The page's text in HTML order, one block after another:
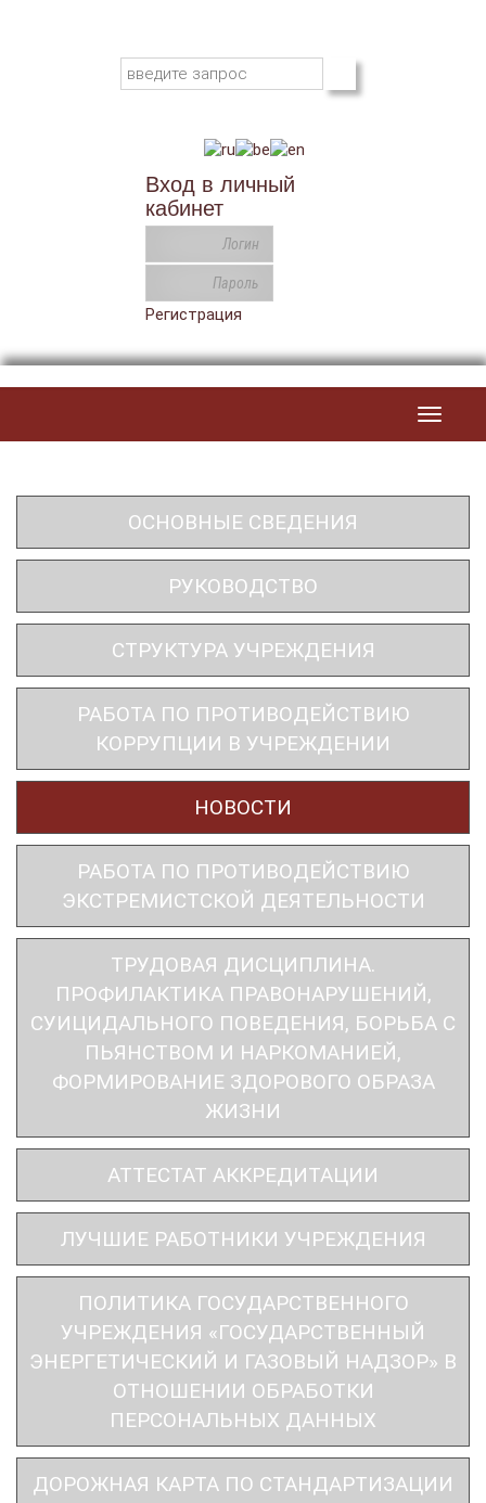
Вход в личный
кабинет
Регистрация
Toggle
ОСНОВНЫЕ СВЕДЕНИЯ
РУКОВОДСТВО
СТРУКТУРА УЧРЕЖДЕНИЯ
РАБОТА ПО ПРОТИВОДЕЙСТВИЮ
КОРРУПЦИИ В УЧРЕЖДЕНИИ
НОВОСТИ
РАБОТА ПО ПРОТИВОДЕЙСТВИЮ
ЭКСТРЕМИСТСКОЙ ДЕЯТЕЛЬНОСТИ
ТРУДОВАЯ ДИСЦИПЛИНА.
ПРОФИЛАКТИКА ПРАВОНАРУШЕНИЙ,
СУИЦИДАЛЬНОГО ПОВЕДЕНИЯ, БОРЬБА С
ПЬЯНСТВОМ И НАРКОМАНИЕЙ,
ФОРМИРОВАНИЕ ЗДОРОВОГО ОБРАЗА
ЖИЗНИ
АТТЕСТАТ АККРЕДИТАЦИИ
ЛУЧШИЕ РАБОТНИКИ УЧРЕЖДЕНИЯ
ПОЛИТИКА ГОСУДАРСТВЕННОГО
УЧРЕЖДЕНИЯ «ГОСУДАРСТВЕННЫЙ
ЭНЕРГЕТИЧЕСКИЙ И ГАЗОВЫЙ НАДЗОР» В
ОТНОШЕНИИ ОБРАБОТКИ
ПЕРСОНАЛЬНЫХ ДАННЫХ
ДОРОЖНАЯ КАРТА ПО СТАНДАРТИЗАЦИИ